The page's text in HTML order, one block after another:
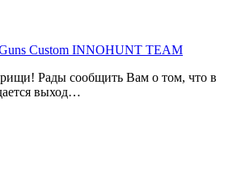
Custom INNOHUNT TEAM
Рады сообщить Вам о том, что в
выход…